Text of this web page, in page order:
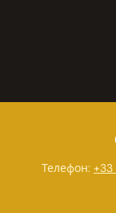
Телефон: +33